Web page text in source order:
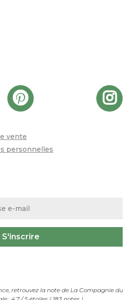
vente
personnelles
retrouvez la note de La Compagnie du